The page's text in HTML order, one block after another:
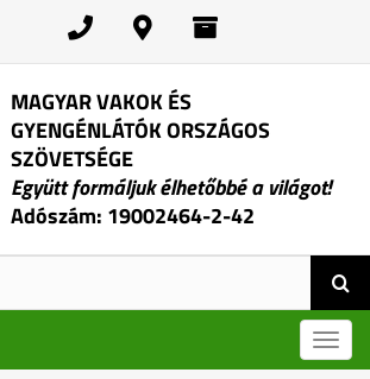
MAGYAR VAKOK ÉS
GYENGÉNLÁTÓK ORSZÁGOS
SZÖVETSÉGE
Együtt formáljuk élhetőbbé a világot!
Adószám: 19002464-2-42